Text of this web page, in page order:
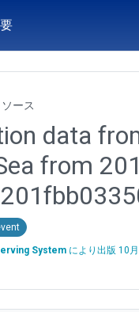
ソース
data
from
System により出版 10